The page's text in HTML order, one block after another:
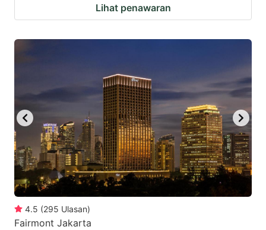
Lihat penawaran
4.5 (295 Ulasan)
Fairmont Jakarta